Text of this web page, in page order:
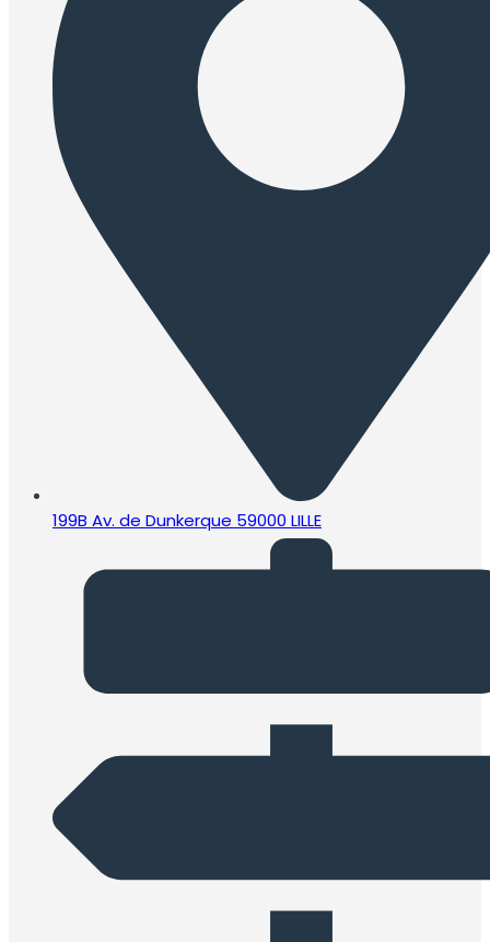
199B Av. de Dunkerque 59000 LILLE